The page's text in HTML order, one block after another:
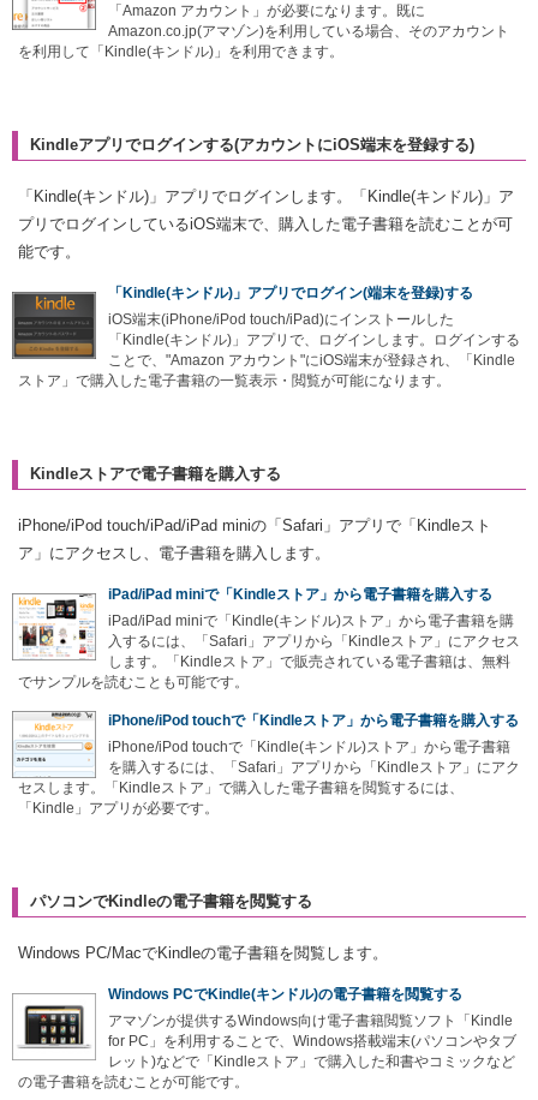
「Amazon アカウント」が必要になります。既に
Amazon.co.jp(アマゾン)を利用している場合、そのアカウント
を利用して「Kindle(キンドル)」を利用できます。
Kindleアプリでログインする(アカウントにiOS端末を登録する)
「Kindle(キンドル)」アプリでログインします。「Kindle(キンドル)」ア
プリでログインしているiOS端末で、購入した電子書籍を読むことが可
能です。
「Kindle(キンドル)」アプリでログイン(端末を登録)する
iOS端末(iPhone/iPod touch/iPad)にインストールした
「Kindle(キンドル)」アプリで、ログインします。ログインする
ことで、"Amazon アカウント"にiOS端末が登録され、「Kindle
ストア」で購入した電子書籍の一覧表示・閲覧が可能になります。
Kindleストアで電子書籍を購入する
iPhone/iPod touch/iPad/iPad miniの「Safari」アプリで「Kindleスト
ア」にアクセスし、電子書籍を購入します。
iPad/iPad miniで「Kindleストア」から電子書籍を購入する
iPad/iPad miniで「Kindle(キンドル)ストア」から電子書籍を購
入するには、「Safari」アプリから「Kindleストア」にアクセス
します。「Kindleストア」で販売されている電子書籍は、無料
でサンプルを読むことも可能です。
iPhone/iPod touchで「Kindleストア」から電子書籍を購入する
iPhone/iPod touchで「Kindle(キンドル)ストア」から電子書籍
を購入するには、「Safari」アプリから「Kindleストア」にアク
セスします。「Kindleストア」で購入した電子書籍を閲覧するには、
「Kindle」アプリが必要です。
パソコンでKindleの電子書籍を閲覧する
Windows PC/MacでKindleの電子書籍を閲覧します。
Windows PCでKindle(キンドル)の電子書籍を閲覧する
アマゾンが提供するWindows向け電子書籍閲覧ソフト「Kindle
for PC」を利用することで、Windows搭載端末(パソコンやタブ
レット)などで「Kindleストア」で購入した和書やコミックなど
の電子書籍を読むことが可能です。